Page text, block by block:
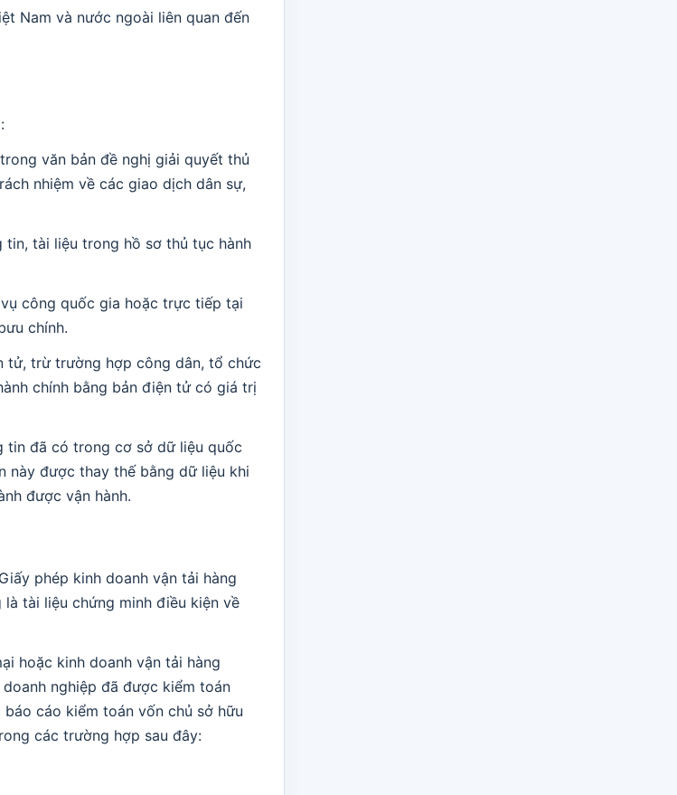
Nam và nước ngoài liên quan đến
văn bản đề nghị giải quyết thủ
nhiệm về các giao dịch dân sự,
tài liệu trong hồ sơ thủ tục hành
công quốc gia hoặc trực tiếp tại
chính.
tử, trừ trường hợp công dân, tổ chức
chính bằng bản điện tử có giá trị
tin đã có trong cơ sở dữ liệu quốc
này được thay thế bằng dữ liệu khi
được vận hành.
phép kinh doanh vận tải hàng
tài liệu chứng minh điều kiện về
hoặc kinh doanh vận tải hàng
nghiệp đã được kiểm toán
cáo kiểm toán vốn chủ sở hữu
các trường hợp sau đây: